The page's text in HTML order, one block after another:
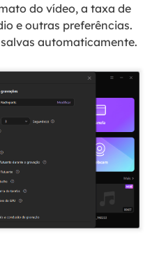
do vídeo, a taxa de
e outras preferências.
automaticamente.